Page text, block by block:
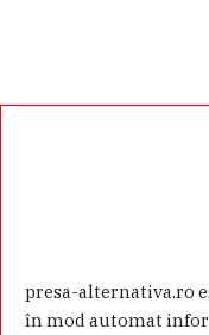
presa-alternativa.ro
în mod automat